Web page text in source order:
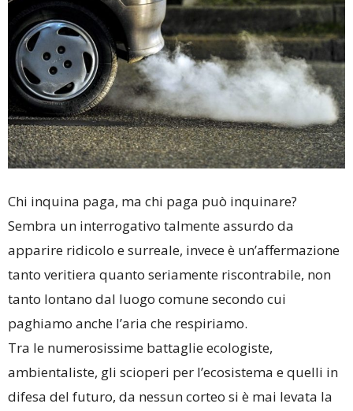
Chi inquina paga, ma chi paga può inquinare?
Sembra un interrogativo talmente assurdo da
apparire ridicolo e surreale, invece è un’affermazione
tanto veritiera quanto seriamente riscontrabile, non
tanto lontano dal luogo comune secondo cui
paghiamo anche l’aria che respiriamo.
Tra le numerosissime battaglie ecologiste,
ambientaliste, gli scioperi per l’ecosistema e quelli in
difesa del futuro, da nessun corteo si è mai levata la